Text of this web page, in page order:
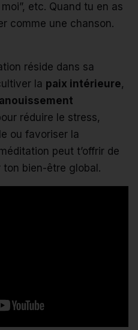
etc. Quand tu en as
comme une chanson.
réside dans sa
la paix intérieure,
réduire le stress,
ou favoriser la
peut t’offrir de
ton bien-être global.